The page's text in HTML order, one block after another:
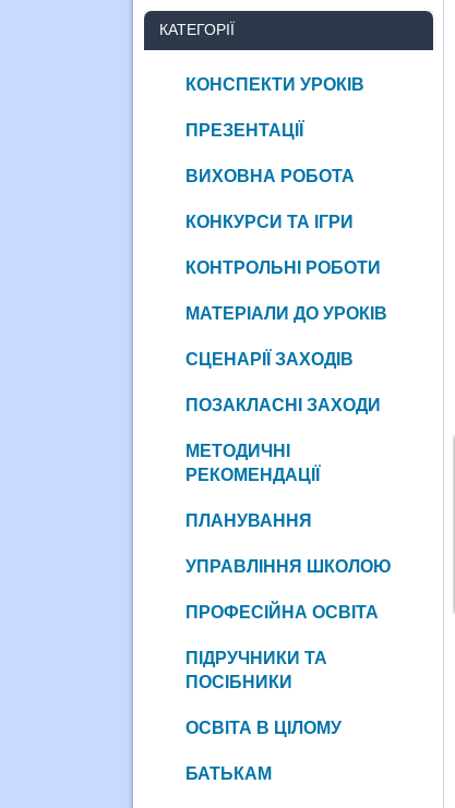
КАТЕГОРІЇ
КОНСПЕКТИ УРОКІВ
ПРЕЗЕНТАЦІЇ
ВИХОВНА РОБОТА
КОНКУРСИ ТА ІГРИ
КОНТРОЛЬНІ РОБОТИ
МАТЕРІАЛИ ДО УРОКІВ
СЦЕНАРІЇ ЗАХОДІВ
ПОЗАКЛАСНІ ЗАХОДИ
МЕТОДИЧНІ
РЕКОМЕНДАЦІЇ
ПЛАНУВАННЯ
УПРАВЛІННЯ ШКОЛОЮ
ПРОФЕСІЙНА ОСВІТА
ПІДРУЧНИКИ ТА
ПОСІБНИКИ
ОСВІТА В ЦІЛОМУ
БАТЬКАМ